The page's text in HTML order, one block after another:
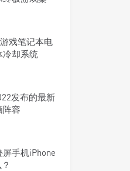
戏笔记本电
冷却系统
发布的最新
阵容
手机iPhone